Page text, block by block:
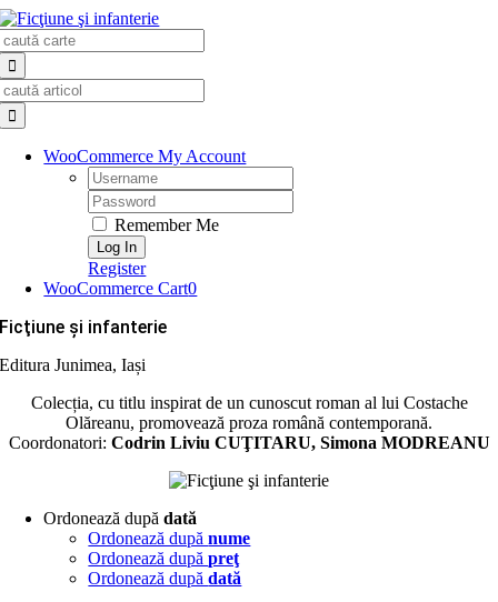
Skip
to
content
WooCommerce My Account
Username:
Password:
Remember Me
Register
WooCommerce Cart0
Ficţiune şi infanterie
Editura Junimea, Iași
Colecția, cu titlu inspirat de un cunoscut roman al lui Costache
Olăreanu, promovează proza română contemporană.
Coordonatori: Codrin Liviu CUŢITARU, Simona MODREANU
Ordonează dupădată
Ordonează dupănume
Ordonează dupăpreţ
Ordonează dupădată